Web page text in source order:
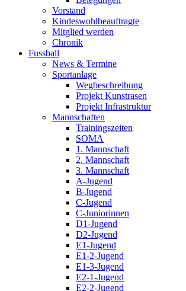
Vorstand
Kindeswohlbeauftragte
Mitglied werden
Chronik
Fussball
News & Termine
Sportanlage
Wegbeschreibung
Projekt Kunstrasen
Projekt Infrastruktur
Mannschaften
Trainingszeiten
SOMA
1. Mannschaft
2. Mannschaft
3. Mannschaft
A-Jugend
B-Jugend
C-Jugend
C-Juniorinnen
D1-Jugend
D2-Jugend
E1-Jugend
E1-2-Jugend
E1-3-Jugend
E2-1-Jugend
E2-2-Jugend